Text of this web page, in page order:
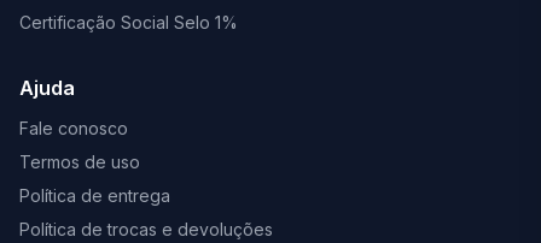
Certificação Social Selo 1%
Ajuda
Fale conosco
Termos de uso
Política de entrega
Política de trocas e devoluções